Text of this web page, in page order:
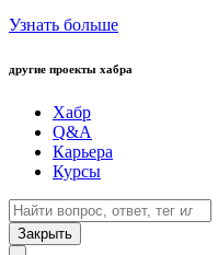
Узнать больше
другие проекты хабра
Хабр
Q&A
Карьера
Курсы
Закрыть